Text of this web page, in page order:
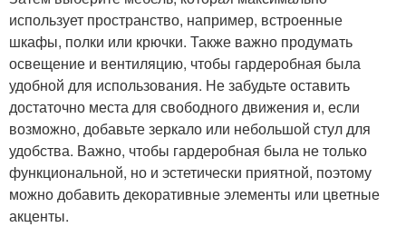
использует пространство, например, встроенные
шкафы, полки или крючки. Также важно продумать
освещение и вентиляцию, чтобы гардеробная была
удобной для использования. Не забудьте оставить
достаточно места для свободного движения и, если
возможно, добавьте зеркало или небольшой стул для
удобства. Важно, чтобы гардеробная была не только
функциональной, но и эстетически приятной, поэтому
можно добавить декоративные элементы или цветные
акценты.